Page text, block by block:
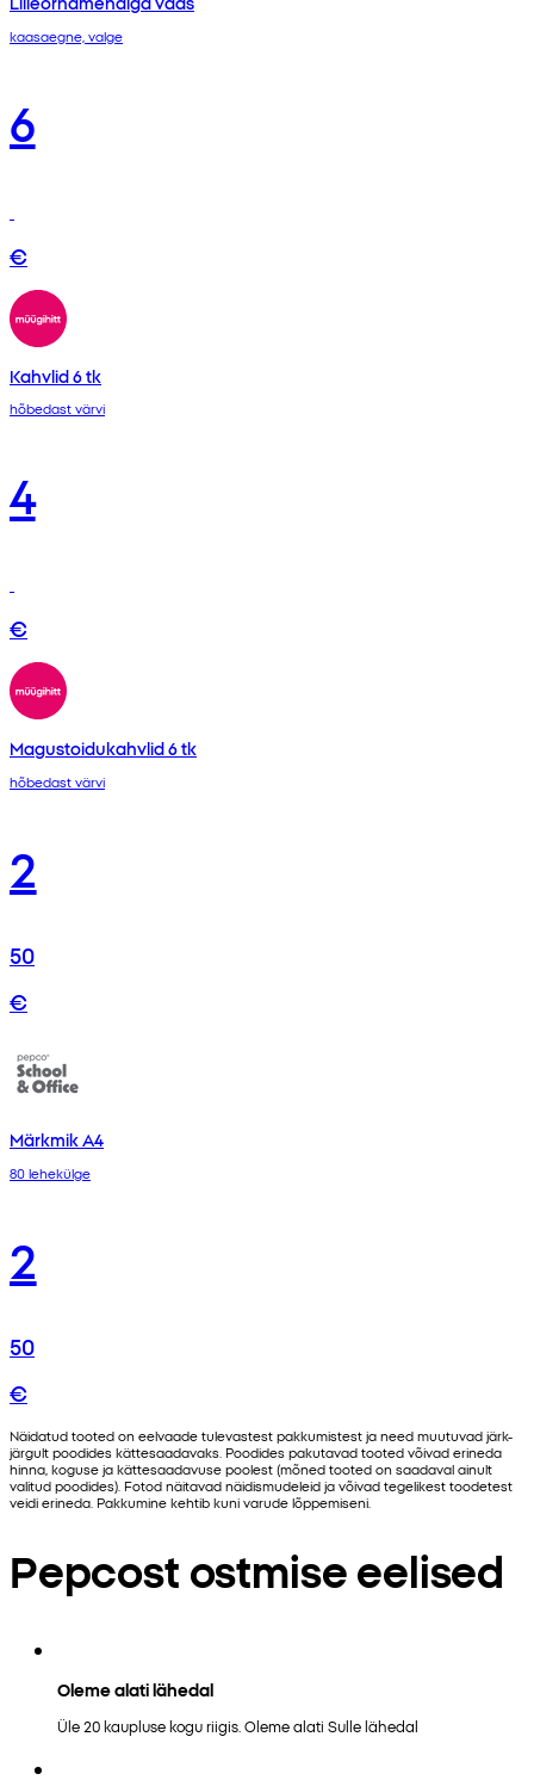
kaasaegne, valge
6
€
Kahvlid 6 tk
hõbedast värvi
4
€
Magustoidukahvlid 6 tk
hõbedast värvi
2
50
€
Märkmik A4
80 lehekülge
2
50
€
Näidatud tooted on eelvaade tulevastest pakkumistest ja need muutuvad järk-
järgult poodides kättesaadavaks. Poodides pakutavad tooted võivad erineda
hinna, koguse ja kättesaadavuse poolest (mõned tooted on saadaval ainult
valitud poodides). Fotod näitavad näidismudeleid ja võivad tegelikest toodetest
veidi erineda. Pakkumine kehtib kuni varude lõppemiseni.
Pepcost ostmise eelised
Oleme alati lähedal
Üle 20 kaupluse kogu riigis. Oleme alati Sulle lähedal